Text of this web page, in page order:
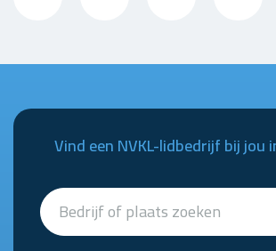
Vind een NVKL-lidbedrijf bij jou